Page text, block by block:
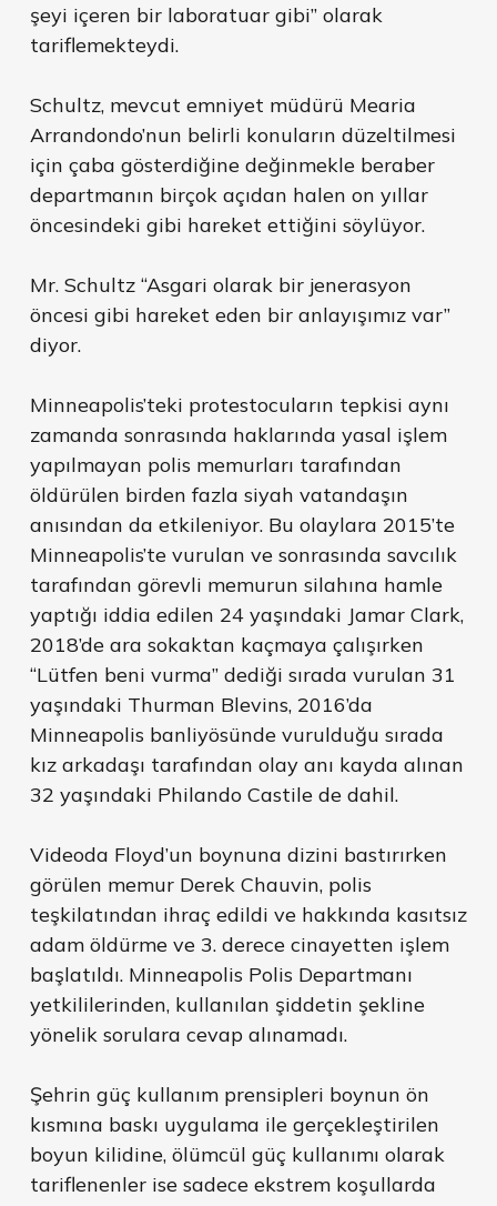
şeyi içeren bir laboratuar gibi” olarak
tariflemekteydi.
Schultz, mevcut emniyet müdürü Mearia
Arrandondo’nun belirli konuların düzeltilmesi
için çaba gösterdiğine değinmekle beraber
departmanın birçok açıdan halen on yıllar
öncesindeki gibi hareket ettiğini söylüyor.
Mr. Schultz “Asgari olarak bir jenerasyon
öncesi gibi hareket eden bir anlayışımız var’’
diyor.
Minneapolis’teki protestocuların tepkisi aynı
zamanda sonrasında haklarında yasal işlem
yapılmayan polis memurları tarafından
öldürülen birden fazla siyah vatandaşın
anısından da etkileniyor. Bu olaylara 2015’te
Minneapolis’te vurulan ve sonrasında savcılık
tarafından görevli memurun silahına hamle
yaptığı iddia edilen 24 yaşındaki Jamar Clark,
2018’de ara sokaktan kaçmaya çalışırken
“Lütfen beni vurma” dediği sırada vurulan 31
yaşındaki Thurman Blevins, 2016’da
Minneapolis banliyösünde vurulduğu sırada
kız arkadaşı tarafından olay anı kayda alınan
32 yaşındaki Philando Castile de dahil.
Videoda Floyd’un boynuna dizini bastırırken
görülen memur Derek Chauvin, polis
teşkilatından ihraç edildi ve hakkında kasıtsız
adam öldürme ve 3. derece cinayetten işlem
başlatıldı. Minneapolis Polis Departmanı
yetkililerinden, kullanılan şiddetin şekline
yönelik sorulara cevap alınamadı.
Şehrin güç kullanım prensipleri boynun ön
kısmına baskı uygulama ile gerçekleştirilen
boyun kilidine, ölümcül güç kullanımı olarak
tariflenenler ise sadece ekstrem koşullarda